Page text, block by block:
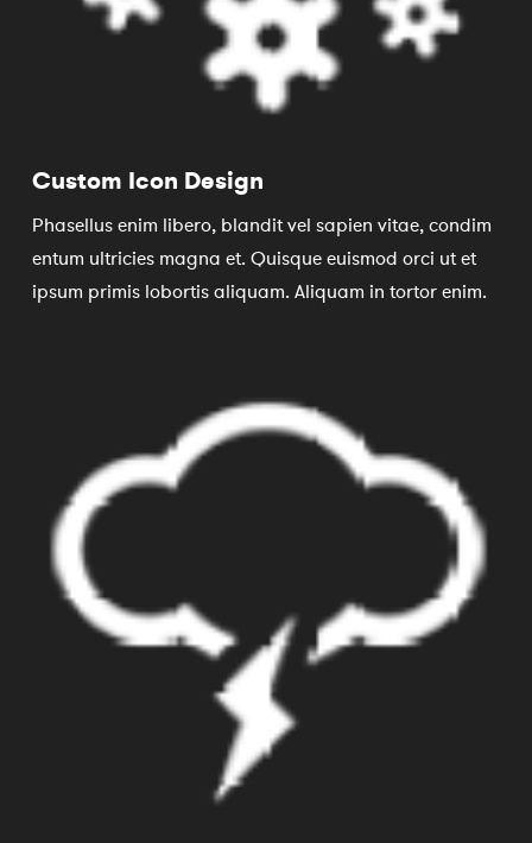
Custom Icon Design
Phasellus enim libero, blandit vel sapien vitae, condim
entum ultricies magna et. Quisque euismod orci ut et
ipsum primis lobortis aliquam. Aliquam in tortor enim.